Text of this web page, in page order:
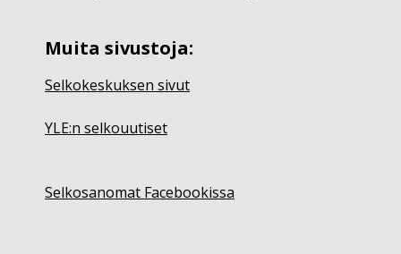
Muita sivustoja:
Selkokeskuksen sivut
YLE:n selkouutiset
Selkosanomat Facebookissa